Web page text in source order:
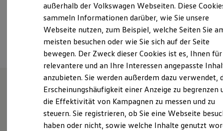
Economy Service
Räder & Reifen Service
Ersatzfahrzeuge
Notdienst und Pannenhilfe
Software, Konnektivität & Apps
California App
VW Connect für Ihren ID. Buzz
VW Connect für Ihren Transporter/Caravelle
VW Connect für Ihren Amarok
VW Connect für andere Modelle
Connect Pro
Fleet Interface Data
Multistop Pathfinder
Übersicht Software Updates
Ansprechpartner
Termin vereinbaren
Unsere Leistungenim
Überblick
außerhalb der Volkswagen Webseiten. Diese
sammeln Informationen darüber, wie Sie unsere
Webseite nutzen, zum Beispiel, welche Seiten Sie
meisten besuchen oder wie Sie sich auf der Seite
bewegen. Der Zweck dieser Cookies ist es, Ihnen für
relevantere und an Ihre Interessen angepasste
anzubieten. Sie werden außerdem dazu verwendet,
Erscheinungshäufigkeit einer Anzeige zu begrenzen
die Effektivität von Kampagnen zu messen und zu
steuern. Sie registrieren, ob Sie eine Webseite
haben oder nicht, sowie welche Inhalte genutzt